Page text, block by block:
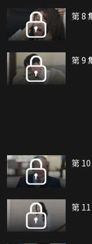
第 8
第 9
第
第